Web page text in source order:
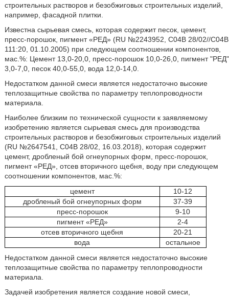
строительных растворов и безобжиговых строительных изделий,
например, фасадной плитки.
Известна сырьевая смесь, которая содержит песок, цемент,
пресс-порошок, пигмент «РЕД» (RU №2243952, С04В 28/02//С04В
111:20, 01.10.2005) при следующем соотношении компонентов,
мас.%: Цемент 13,0-20,0, пресс-порошок 10,0-26,0, пигмент "РЕД"
3,0-7,0, песок 40,0-55,0, вода 12,0-14,0.
Недостатком данной смеси является недостаточно высокие
теплозащитные свойства по параметру теплопроводности
материала.
Наиболее близким по технической сущности к заявляемому
изобретению является сырьевая смесь для производства
строительных растворов и безобжиговых строительных изделий
(RU №2647541, С04В 28/02, 16.03.2018), которая содержит
цемент, дробленый бой огнеупорных форм, пресс-порошок,
пигмент «РЕД», отсев вторичного щебня, воду при следующем
соотношении компонентов, мас.%:
цемент
10-12
дробленый бой огнеупорных форм
37-39
пресс-порошок
9-10
пигмент «РЕД»
2-4
отсев вторичного щебня
20-21
вода
остальное
Недостатком данной смеси является недостаточно высокие
теплозащитные свойства по параметру теплопроводности
материала.
Задачей изобретения является создание новой смеси,